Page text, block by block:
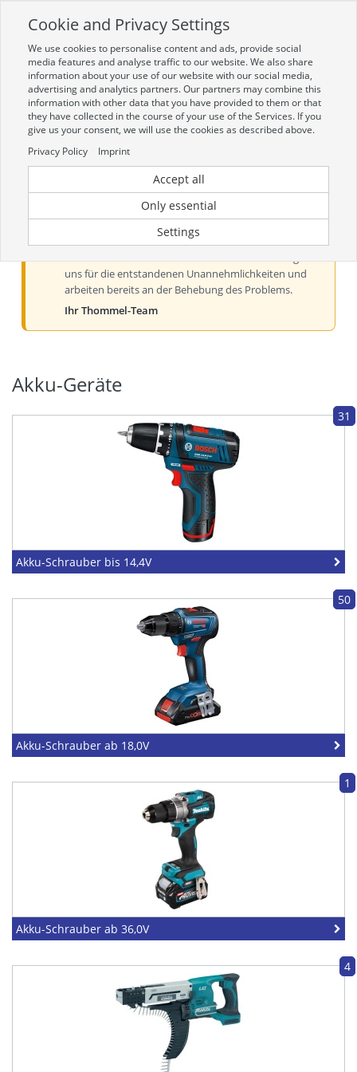
Zur mobilen Kompaktversion (Login erforderlich)
Toggle
navigation
Aktueller Hinweis zur Preis- und
Verfügbarkeitsanzeige
Liebe Kundinnen und Kunden, derzeit kann es bei der
Preis- und Verfügbarkeitsanzeige aus technischen
uns für die entstandenen Unannehmlichkeiten und
arbeiten bereits an der Behebung des Problems.
Ihr Thommel-Team
Akku-Geräte
31
Akku-Schrauber bis 14,4V
50
Akku-Schrauber ab 18,0V
1
Akku-Schrauber ab 36,0V
4
Cookie and Privacy Settings
We use cookies to personalise content and ads, provide social
media features and analyse traffic to our website. We also share
information about your use of our website with our social media,
advertising and analytics partners. Our partners may combine this
information with other data that you have provided to them or that
they have collected in the course of your use of the Services. If you
give us your consent, we will use the cookies as described above.
Privacy Policy
Imprint
Accept all
Only essential
Settings